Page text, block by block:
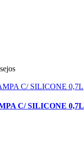
C/ SILICONE 0,7L